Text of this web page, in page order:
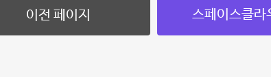
이전 페이지 스페이스클라